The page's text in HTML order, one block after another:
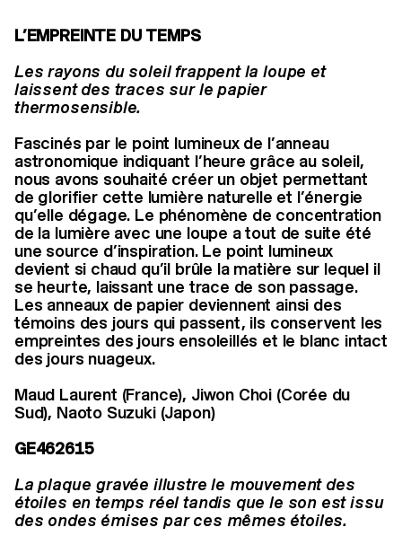
L’EMPREINTE DU TEMPS
Les rayons du soleil frappent la loupe et
laissent des traces sur le papier
thermosensible.
Fascinés par le point lumineux de l’anneau
astronomique indiquant l’heure grâce au soleil,
nous avons souhaité créer un objet permettant
de glorifier cette lumière naturelle et l’énergie
qu’elle dégage. Le phénomène de concentration
de la lumière avec une loupe a tout de suite été
une source d’inspiration. Le point lumineux
devient si chaud qu’il brûle la matière sur lequel il
se heurte, laissant une trace de son passage.
Les anneaux de papier deviennent ainsi des
témoins des jours qui passent, ils conservent les
empreintes des jours ensoleillés et le blanc intact
des jours nuageux.
Maud Laurent (France), Jiwon Choi (Corée du
Sud), Naoto Suzuki (Japon)
GE462615
La plaque gravée illustre le mouvement des
étoiles en temps réel tandis que le son est issu
des ondes émises par ces mêmes étoiles.